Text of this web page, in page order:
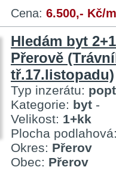
Cena: 6.500,- Kč/
Hledám byt
Přerově
tř.17.listopadu)
Typ inzerátu:
Kategorie: byt -
Velikost: 1+kk
Plocha
Okres: Přerov
Obec: Přerov